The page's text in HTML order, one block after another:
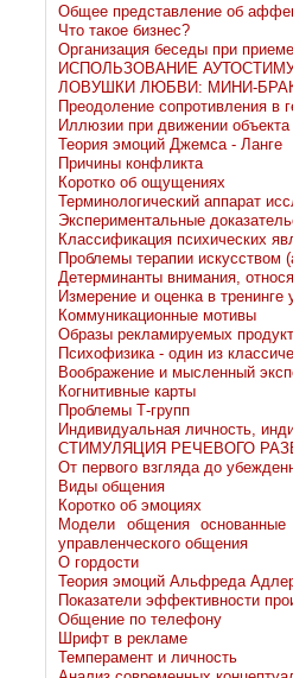
Общее представление об
Что такое бизнес?
Организация беседы при
ИСПОЛЬЗОВАНИЕ
ЛОВУШКИ ЛЮБВИ: МИНИ-
Преодоление сопротивления в
Иллюзии при движении объекта
Теория эмоций Джемса - Ланге
Причины конфликта
Коротко об ощущениях
Терминологический аппарат
Экспериментальные
Классификация психических
Проблемы терапии искусством
Детерминанты внимания,
Измерение и оценка в тренинге
Коммуникационные мотивы
Образы рекламируемых
Психофизика - один из
Воображение и мысленный
Когнитивные карты
Проблемы Т-групп
Индивидуальная личность,
СТИМУЛЯЦИЯ РЕЧЕВОГО
От первого взгляда до
Виды общения
Коротко об эмоциях
Модели общения
управленческого общения
О гордости
Теория эмоций Альфреда
Показатели эффективности
Общение по телефону
Шрифт в рекламе
Темперамент и личность